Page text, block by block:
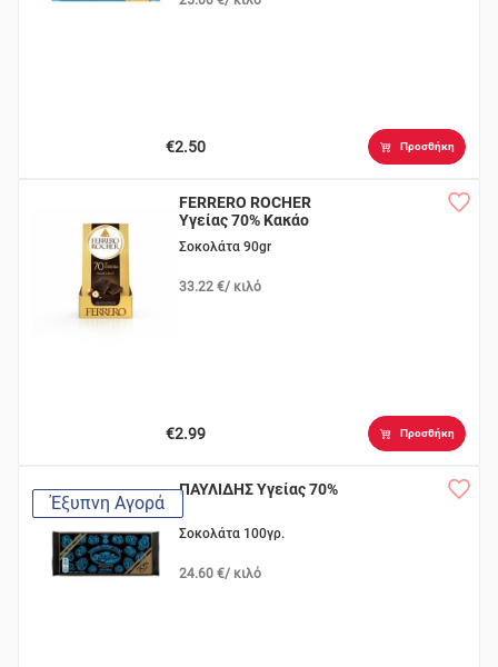
€2.50 Προσθήκη
FERRERO ROCHER
Υγείας 70% Κακάο
Σοκολάτα 90gr
33.22 €/ κιλό
€2.99 Προσθήκη
Έξυπνη Αγορά
ΠΑΥΛΙΔΗΣ Υγείας 70%
Σοκολάτα 100γρ.
24.60 €/ κιλό